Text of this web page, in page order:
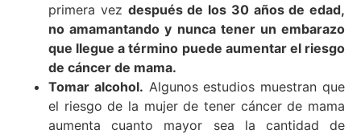
primera vez después de los 30 años de edad,
no amamantando y nunca tener un embarazo
que llegue a término puede aumentar el riesgo
de cáncer de mama.
Tomar alcohol. Algunos estudios muestran que
el riesgo de la mujer de tener cáncer de mama
aumenta cuanto mayor sea la cantidad de